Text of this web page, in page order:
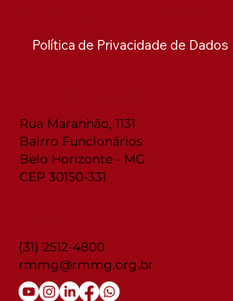
Política de Privacidade de Dados
Rua Maranhão, 1131
Bairro Funcionários
Belo Horizonte - MG
CEP 30150-331
(31) 2512-4800
rmmg@rmmg.org.br